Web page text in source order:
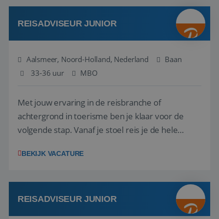
werken: of het nu gaat om vragen ...
REISADVISEUR JUNIOR
Aalsmeer, Noord-Holland, Nederland
Baan
33-36 uur
MBO
Met jouw ervaring in de reisbranche of
achtergrond in toerisme ben je klaar voor de
volgende stap. Vanaf je stoel reis je de hele
wensen van je team, je klant en wat er in de
klanten te overtuigen om die droomreis te
boeken! ...
BEKIJK VACATURE
REISADVISEUR JUNIOR